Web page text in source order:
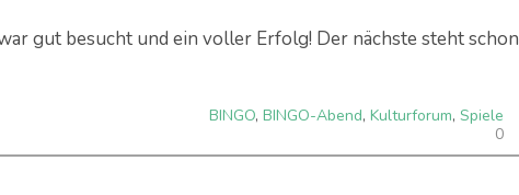
gut besucht und ein voller Erfolg! Der nächste steht schon
BINGO, BINGO-Abend, Kulturforum, Spiele
0